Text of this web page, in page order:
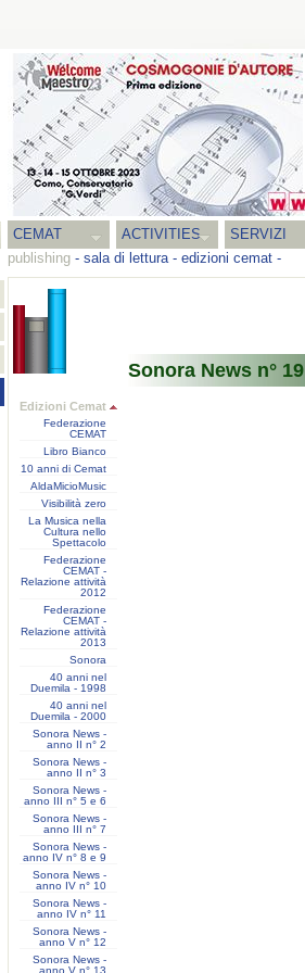
CEMAT ACTIVITIES SERVIZI
publishing - sala di lettura- edizioni cemat -
Edizioni Cemat
Federazione
CEMAT
Libro Bianco
10 anni di Cemat
AldaMicioMusic
Visibilità zero
La Musica nella
Cultura nello
Spettacolo
Federazione
CEMAT -
Relazione attività
2012
Federazione
CEMAT -
Relazione attività
2013
Sonora
40 anni nel
Duemila - 1998
40 anni nel
Duemila - 2000
Sonora News -
anno II n° 2
Sonora News -
anno II n° 3
Sonora News -
anno III n° 5 e 6
Sonora News -
anno III n° 7
Sonora News -
anno IV n° 8 e 9
Sonora News -
anno IV n° 10
Sonora News -
anno IV n° 11
Sonora News -
anno V n° 12
Sonora News -
anno V n° 13
Sonora News n° 19